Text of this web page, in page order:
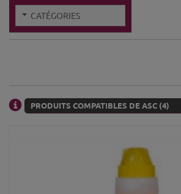
CATÉGORIES
PRODUITS COMPATIBLES DE ASC (4)